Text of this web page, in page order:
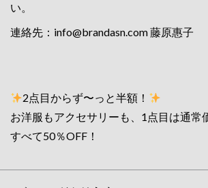
い。
連絡先： info@brandasn.com藤原惠子
2点目からず〜っと半額！
お洋服もアクセサリーも、1点目は通常
すべて50％OFF！